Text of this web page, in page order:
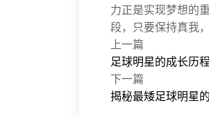
力正是实现梦想的
段，只要保持真我
上一篇
足球明星的成长历
下一篇
揭秘最矮足球明星